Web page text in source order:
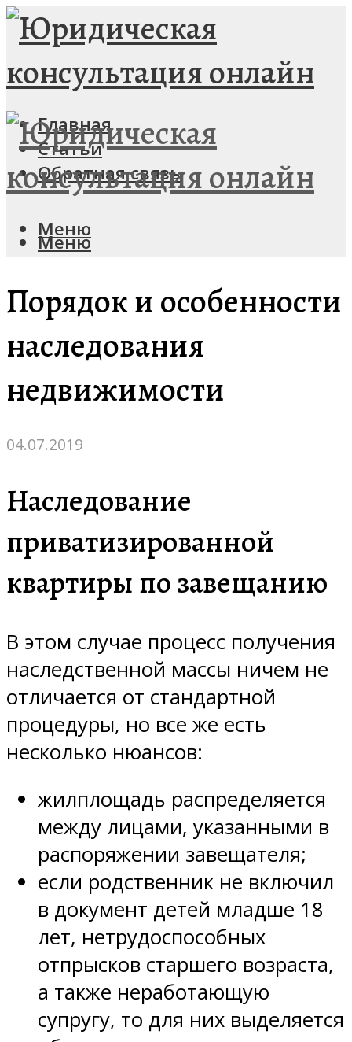
Главная
Статьи
Обратная связь
Меню
Меню
Порядок и особенности
наследования
недвижимости
04.07.2019
Наследование
приватизированной
квартиры по завещанию
В этом случае процесс получения
наследственной массы ничем не
отличается от стандартной
процедуры, но все же есть
несколько нюансов:
жилплощадь распределяется
между лицами, указанными в
распоряжении завещателя;
если родственник не включил
в документ детей младше 18
лет, нетрудоспособных
отпрысков старшего возраста,
а также неработающую
супругу, то для них выделяется